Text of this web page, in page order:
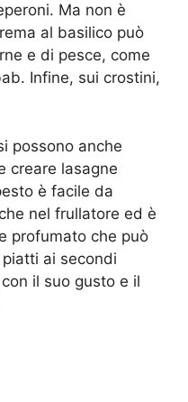
Ma non è
al basilico può
e di pesce, come
Infine, sui crostini,
possono anche
creare lasagne
è facile da
nel frullatore ed è
profumato che può
ai secondi
il suo gusto e il